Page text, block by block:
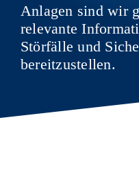
Anlagen sind wir
relevante
Störfälle und
bereitzustellen.